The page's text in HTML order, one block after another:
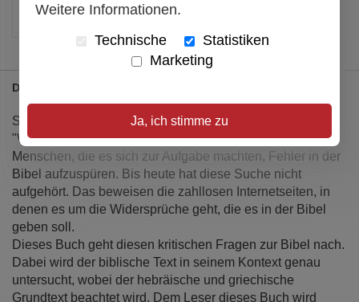
Details
Seit jeher beschäftigen sich viele mit dem, Thema
"Widersprüche in der Bibel". Schon in der Antike gab es
Menschen, die es sich zur Aufgabe machten, Fehler in der
Bibel aufzuspüren. Bis heute hat diese Suche nicht
aufgehört. Das beweisen die zahllosen Internetseiten, in
denen es um die Widersprüche geht, die es in der Bibel
geben soll.
Dieses Buch geht diesen kritischen Fragen zur Bibel nach.
Dabei wird der biblische Text in seinem Kontext genau
untersucht, wobei der hebräische und griechische
Grundtext beachtet wird. Dem Leser dieses Buch wird
Weitere Informationen.
Technische
Statistiken
Marketing
Ja, ich stimme zu